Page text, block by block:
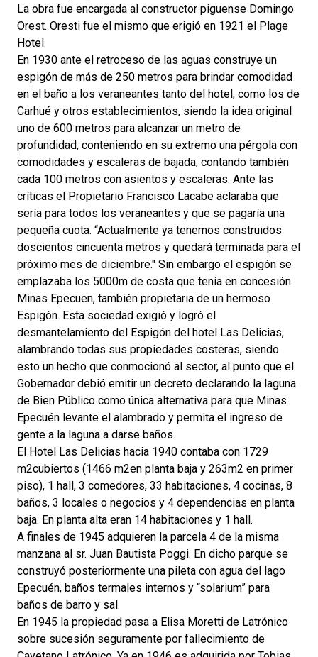
La obra fue encargada al constructor piguense Domingo
Orest. Oresti fue el mismo que erigió en 1921 el Plage
Hotel.
En 1930 ante el retroceso de las aguas construye un
espigón de más de 250 metros para brindar comodidad
en el baño a los veraneantes tanto del hotel, como los de
Carhué y otros establecimientos, siendo la idea original
uno de 600 metros para alcanzar un metro de
profundidad, conteniendo en su extremo una pérgola con
comodidades y escaleras de bajada, contando también
cada 100 metros con asientos y escaleras. Ante las
críticas el Propietario Francisco Lacabe aclaraba que
sería para todos los veraneantes y que se pagaría una
pequeña cuota. “Actualmente ya tenemos construidos
doscientos cincuenta metros y quedará terminada para el
próximo mes de diciembre." Sin embargo el espigón se
emplazaba los 5000m de costa que tenía en concesión
Minas Epecuen, también propietaria de un hermoso
Espigón. Esta sociedad exigió y logró el
desmantelamiento del Espigón del hotel Las Delicias,
alambrando todas sus propiedades costeras, siendo
esto un hecho que conmocionó al sector, al punto que el
Gobernador debió emitir un decreto declarando la laguna
de Bien Público como única alternativa para que Minas
Epecuén levante el alambrado y permita el ingreso de
gente a la laguna a darse baños.
El Hotel Las Delicias hacia 1940 contaba con 1729
m2cubiertos (1466 m2en planta baja y 263m2 en primer
piso), 1 hall, 3 comedores, 33 habitaciones, 4 cocinas, 8
baños, 3 locales o negocios y 4 dependencias en planta
baja. En planta alta eran 14 habitaciones y 1 hall.
A finales de 1945 adquieren la parcela 4 de la misma
manzana al sr. Juan Bautista Poggi. En dicho parque se
construyó posteriormente una pileta con agua del lago
Epecuén, baños termales internos y “solarium” para
baños de barro y sal.
En 1945 la propiedad pasa a Elisa Moretti de Latrónico
sobre sucesión seguramente por fallecimiento de